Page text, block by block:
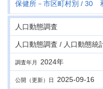
保健所－市区町村別
30
人口動態調査
人口動態調査 / 人口動態統
調査年月 2024年
公開（更新）日 2025-09-16